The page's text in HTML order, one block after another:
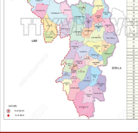
Kế hoạch giám sát việc thực
về công tác thi hành án dân sự
lượt xem: 2383 | lượt tải:633
Quyết định thành lập đoàn
định của pháp luật về công tác
bàn huyện năm 2021, 2022
lượt xem: 2592 | lượt tải:365